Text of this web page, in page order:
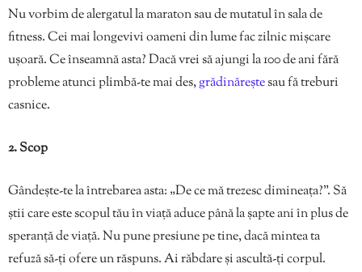
Nu vorbim de alergatul la maraton sau de mutatul în sala de
fitness. Cei mai longevivi oameni din lume fac zilnic mișcare
ușoară. Ce înseamnă asta? Dacă vrei să ajungi la 100 de ani fără
probleme atunci plimbă-te mai des,grădinăreștesau fă treburi
casnice.
2. Scop
Gândește-te la întrebarea asta: „De ce mă trezesc dimineața?”. Să
știi care este scopul tău în viață aduce până la șapte ani în plus de
speranță de viață. Nu pune presiune pe tine, dacă mintea ta
refuză să-ți ofere un răspuns. Ai răbdare și ascultă-ți corpul.